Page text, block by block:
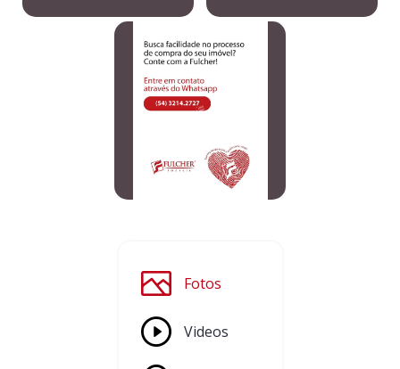
Fotos
Videos